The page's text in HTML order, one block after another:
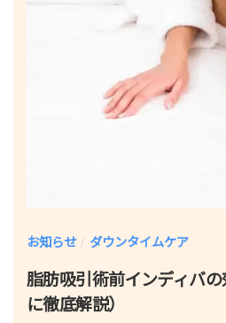
お知らせ / ダウンタイムケア
脂肪吸引術前インディバ
に徹底解説）